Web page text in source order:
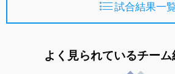
試合結果一
よく見られているチー